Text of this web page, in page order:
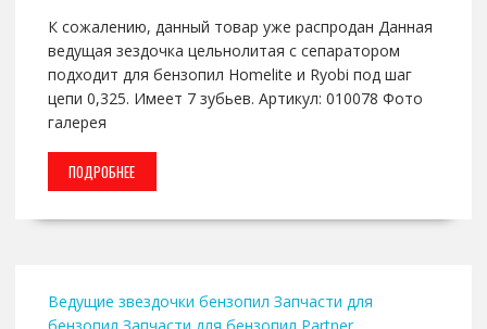
К сожалению, данный товар уже распродан Данная
ведущая зездочка цельнолитая с сепаратором
подходит для бензопил Homelite и Ryobi под шаг
цепи 0,325. Имеет 7 зубьев. Артикул: 010078 Фото
галерея
ПОДРОБНЕЕ
Ведущие звездочки бензопил Запчасти для